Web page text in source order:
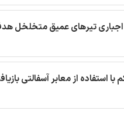
اجباری تیرهای عمیق متخلخل
استفاده از معابر آسفالتی